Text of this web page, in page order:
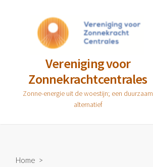
Vereniging voor
Zonnekrachtcentrales
Zonne-energie uit de woestijn; een duurzaam
alternatief
Home >